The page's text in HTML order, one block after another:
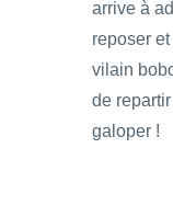
arrive à
reposer
vilain
de
galoper !